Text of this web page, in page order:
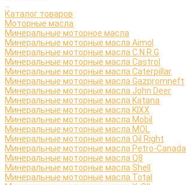
Каталог товаров
Моторные масла
Минеральные моторное масла
Минеральные моторные масла Aimol
Минеральные моторные масла C.N.R.G
Минеральные моторные масла Castrol
Минеральные моторные масла Caterpillar
Минеральные моторные масла Gazpromneft
Минеральные моторные масла John Deer
Минеральные моторные масла Katana
Минеральные моторные масла KIXX
Минеральные моторные масла Mobil
Минеральные моторные масла MOL
Минеральные моторные масла Oil Right
Минеральные моторные масла Petro-Canada
Минеральные моторные масла Q8
Минеральные моторные масла Shell
Минеральные моторные масла Total